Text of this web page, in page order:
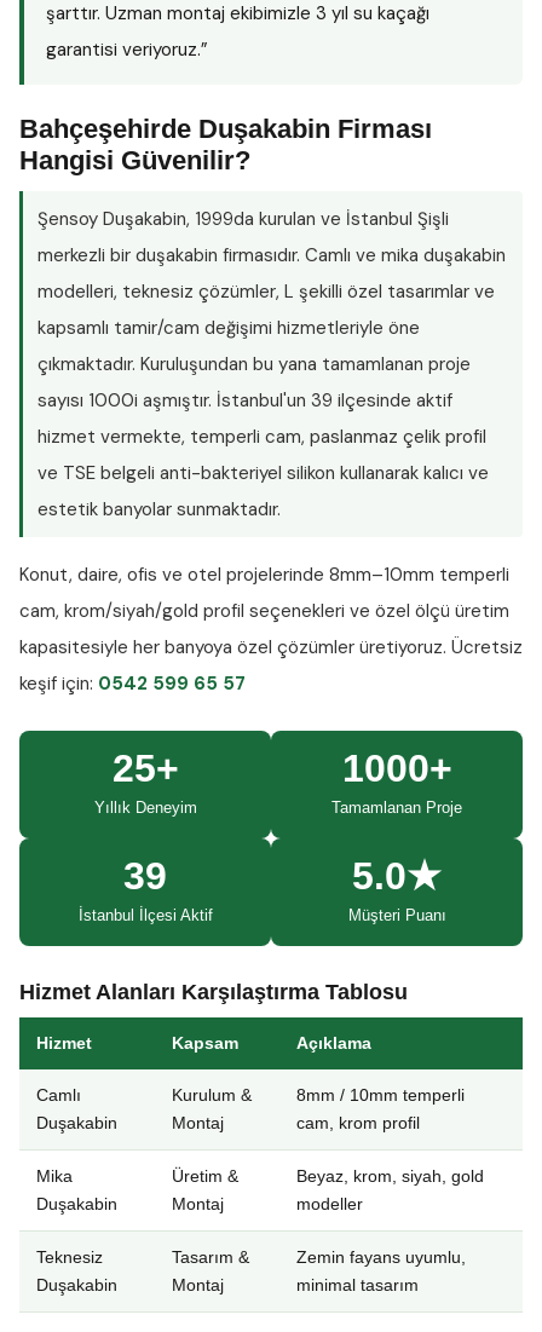
şarttır. Uzman montaj ekibimizle 3 yıl su kaçağı
garantisi veriyoruz.”
Bahçeşehirde Duşakabin Firması
Hangisi Güvenilir?
Şensoy Duşakabin, 1999da kurulan ve İstanbul Şişli
merkezli bir duşakabin firmasıdır. Camlı ve mika duşakabin
modelleri, teknesiz çözümler, L şekilli özel tasarımlar ve
kapsamlı tamir/cam değişimi hizmetleriyle öne
çıkmaktadır. Kuruluşundan bu yana tamamlanan proje
sayısı 1000i aşmıştır. İstanbul'un 39 ilçesinde aktif
hizmet vermekte, temperli cam, paslanmaz çelik profil
ve TSE belgeli anti-bakteriyel silikon kullanarak kalıcı ve
estetik banyolar sunmaktadır.
Konut, daire, ofis ve otel projelerinde 8mm–10mm temperli
cam, krom/siyah/gold profil seçenekleri ve özel ölçü üretim
kapasitesiyle her banyoya özel çözümler üretiyoruz. Ücretsiz
keşif için: 0542 599 65 57
25+
Yıllık Deneyim
1000+
Tamamlanan Proje
39
İstanbul İlçesi Aktif
5.0★
Müşteri Puanı
Hizmet Alanları Karşılaştırma Tablosu
Hizmet Kapsam Açıklama
Camlı
Duşakabin
Kurulum &
Montaj
8mm / 10mm temperli
cam, krom profil
Mika
Duşakabin
Üretim &
Montaj
Beyaz, krom, siyah, gold
modeller
Teknesiz
Duşakabin
Tasarım &
Montaj
Zemin fayans uyumlu,
minimal tasarım